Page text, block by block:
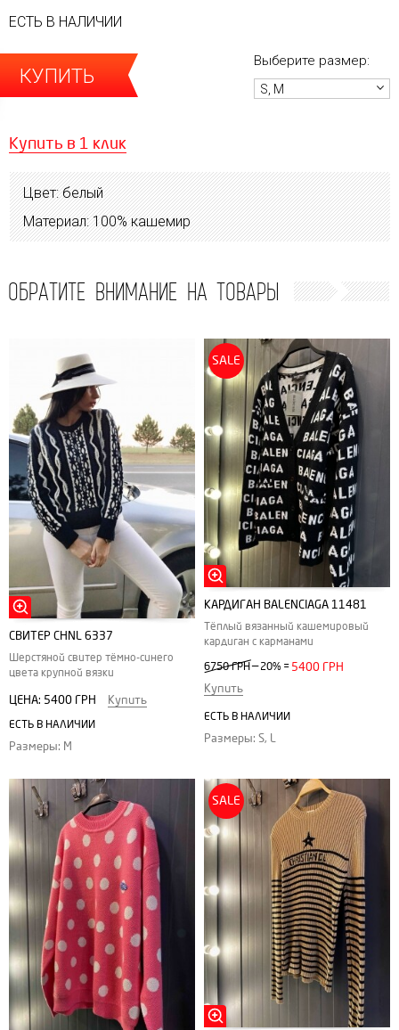
ЕСТЬ В НАЛИЧИИ
КУПИТЬ
Выберите размер:
S, M
Купить в 1 клик
Цвет: белый
Материал: 100% кашемир
ОБРАТИТЕ ВНИМАНИЕ НА ТОВАРЫ
CВИТЕР CHNL 6337
Шерстяной свитер тёмно-синего
цвета крупной вязки
ЦЕНА: 5400 ГРН Купить
ЕСТЬ В НАЛИЧИИ
Размеры: M
SALE
КАРДИГАН BALENCIAGA 11481
Тёплый вязанный кашемировый
кардиган с карманами
6750 ГРН— 20% = 5400 ГРН
Купить
ЕСТЬ В НАЛИЧИИ
Размеры: S, L
SALE